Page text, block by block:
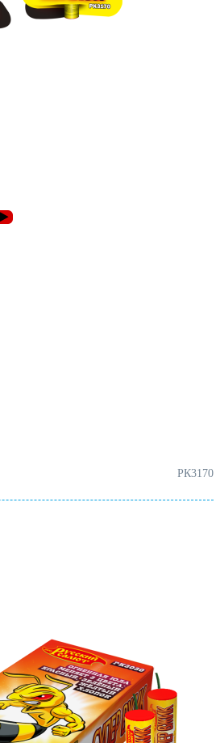
РК3170